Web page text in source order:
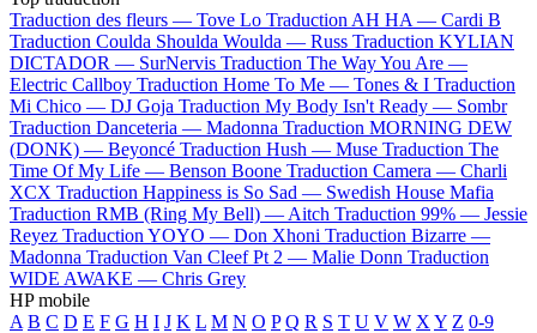
Traduction des fleurs — Tove Lo Traduction AH HA — Cardi B
Traduction Coulda Shoulda Woulda — Russ Traduction KYLIAN
DICTADOR — SurNervis Traduction The Way You Are —
Electric Callboy Traduction Home To Me — Tones & I Traduction
Mi Chico — DJ Goja Traduction My Body Isn't Ready — Sombr
Traduction Danceteria — Madonna Traduction MORNING DEW
(DONK) — Beyoncé Traduction Hush — Muse Traduction The
Time Of My Life — Benson Boone Traduction Camera — Charli
XCX Traduction Happiness is So Sad — Swedish House Mafia
Traduction RMB (Ring My Bell) — Aitch Traduction 99% — Jessie
Reyez Traduction YOYO — Don Xhoni Traduction Bizarre —
Madonna Traduction Van Cleef Pt 2 — Malie Donn Traduction
WIDE AWAKE — Chris Grey
HP mobile
A B C D E F G H I J K L M N O P Q R S T U V W X Y Z 0-9